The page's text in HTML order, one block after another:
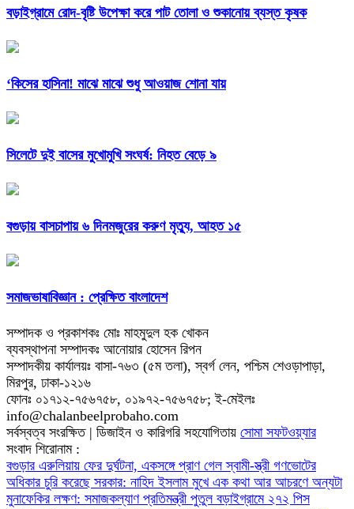
বড়াইগ্রামে রোদ-বৃষ্টি উপেক্ষা করে পাট তোলা ও শুকানোয় ব্যস্ত কৃষক
‘কিসের হাসিনা! মাঝে মাঝে শুধু আওয়াজ শোনা যায়
সিলেটে দুই বাসের মুখোমুখি সংঘর্ষ: নিহত বেড়ে ৯
বগুড়ায় বাসচাপায় ৬ দিনমজুরের করুণ মৃত্যু, আহত ১৫
সমাজভাষাবিজ্ঞান : প্রেক্ষিত বাংলাদেশ
সম্পাদক ও প্রকাশকঃ মোঃ মাহমুদুল হক খোকন
ব্যবস্থাপনা সম্পাদকঃ আনোয়ার হোসেন রিপন
সম্পাদকীয় কার্যালয়ঃ বাসা-৭৬৩ (৫ম তলা), স্বর্গ লেন, পশ্চিম শেওড়াপাড়া,
মিরপুর, ঢাকা-১২১৬
ফোনঃ ০১৭১২-৭৫৬৭৫৮, ০১৯৭২-৭৫৬৭৫৮; ই-মেইলঃ
info@chalanbeelprobaho.com
সর্বস্বত্ব সংরক্ষিত | ডিজাইন ও কারিগরি সহযোগিতায় সোমা সফটওয়্যার
সংবাদ শিরোনাম :
বগুড়ার এরুলিয়ায় ফের দুর্ঘটনা, একসঙ্গে প্রাণ গেল স্বামী-স্ত্রী গণভোটের
অধিকার চুরি করেছে সরকার: নাহিদ ইসলাম মুখে এক কথা আর আচরণে অন্যটা
মুনাফেকির লক্ষণ: সমাজকল্যাণ প্রতিমন্ত্রী পুতুল বড়াইগ্রামে ২৭২ পিস